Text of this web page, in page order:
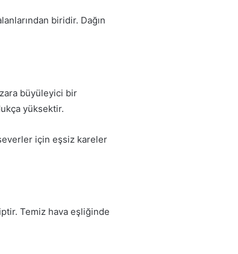
biridir. Dağın
büyüleyici bir
yüksektir.
için eşsiz kareler
Temiz hava eşliğinde